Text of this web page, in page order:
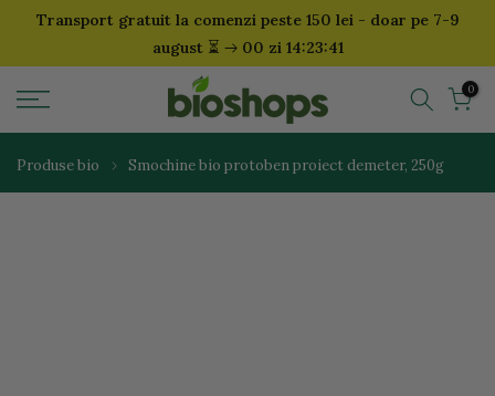
SariTransport gratuit la comenzi peste 150 lei - doar pe 7-9
august ⏳ 00 zi 14:23:40
0
Produse bio Smochine bio protoben proiect demeter, 250g